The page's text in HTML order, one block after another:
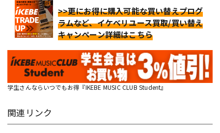
>>更にお得に購入可能な買い替えプログ
ラムなど、イケベリユース買取/買い替え
キャンペーン詳細はこちら
学生さんならいつでもお得『IKEBE MUSIC CLUB Student』
関連リンク